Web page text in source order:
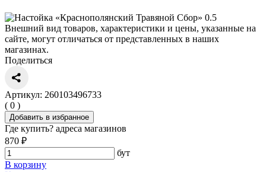
Внешний вид товаров, характеристики и цены, указанные на
сайте, могут отличаться от представленных в наших
магазинах.
Поделиться
Артикул: 260103496733
( 0 )
Добавить в избранное
Где купить? адреса магазинов
870 ₽
бут
В корзину